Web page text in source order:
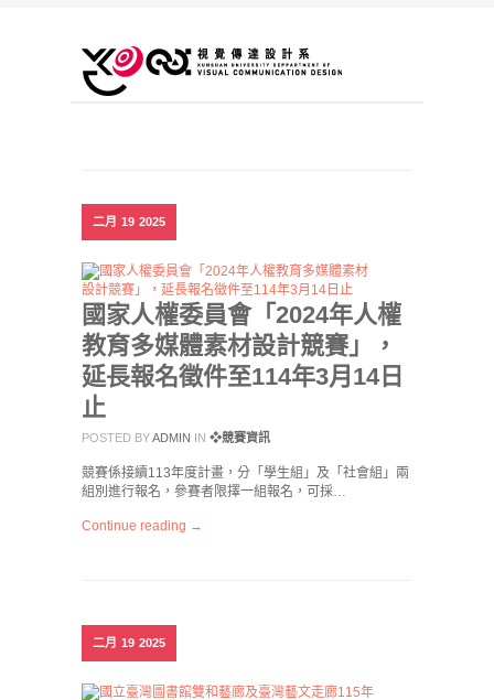
二月 19 2025
國家人權委員會「2024年人權
教育多媒體素材設計競賽」，
延長報名徵件至114年3月14日
止
POSTED BYADMIN IN ❖競賽資訊
競賽係接續113年度計畫，分「學生組」及「社會組」兩
組別進行報名，參賽者限擇一組報名，可採…
Continue reading →
二月 19 2025